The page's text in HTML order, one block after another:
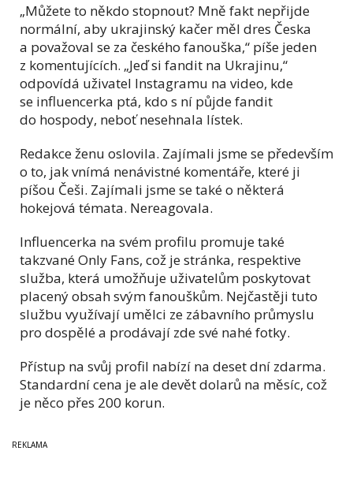
„Můžete to někdo stopnout? Mně fakt nepřijde
normální, aby ukrajinský kačer měl dres Česka
a považoval se za českého fanouška,“ píše jeden
z komentujících. „Jeď si fandit na Ukrajinu,“
odpovídá uživatel Instagramu na video, kde
se influencerka ptá, kdo s ní půjde fandit
do hospody, neboť nesehnala lístek.
Redakce ženu oslovila. Zajímali jsme se především
o to, jak vnímá nenávistné komentáře, které ji
píšou Češi. Zajímali jsme se také o některá
hokejová témata. Nereagovala.
Influencerka na svém profilu promuje také
takzvané Only Fans, což je stránka, respektive
služba, která umožňuje uživatelům poskytovat
placený obsah svým fanouškům. Nejčastěji tuto
službu využívají umělci ze zábavního průmyslu
pro dospělé a prodávají zde své nahé fotky.
Přístup na svůj profil nabízí na deset dní zdarma.
Standardní cena je ale devět dolarů na měsíc, což
je něco přes 200 korun.